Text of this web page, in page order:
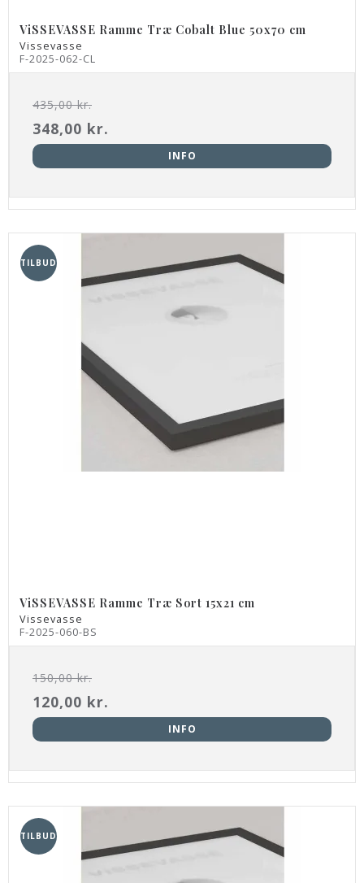
ViSSEVASSE Ramme Træ Cobalt Blue 50x70 cm
Vissevasse
F-2025-062-CL
435,00 kr.
348,00 kr.
INFO
TILBUD
ViSSEVASSE Ramme Træ Sort 15x21 cm
Vissevasse
F-2025-060-BS
150,00 kr.
120,00 kr.
INFO
TILBUD